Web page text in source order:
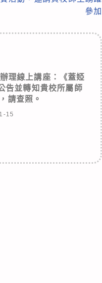
參加
理線上講座：《蓋婭
告並轉知貴校所屬師
請查照。
15